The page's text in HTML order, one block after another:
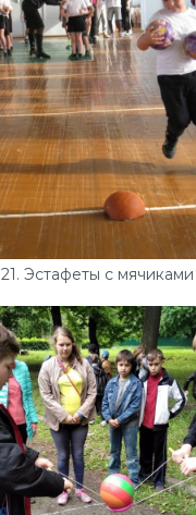
21. Эстафеты с мячиками